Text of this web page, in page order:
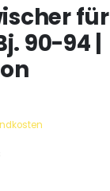
für
90-94 |